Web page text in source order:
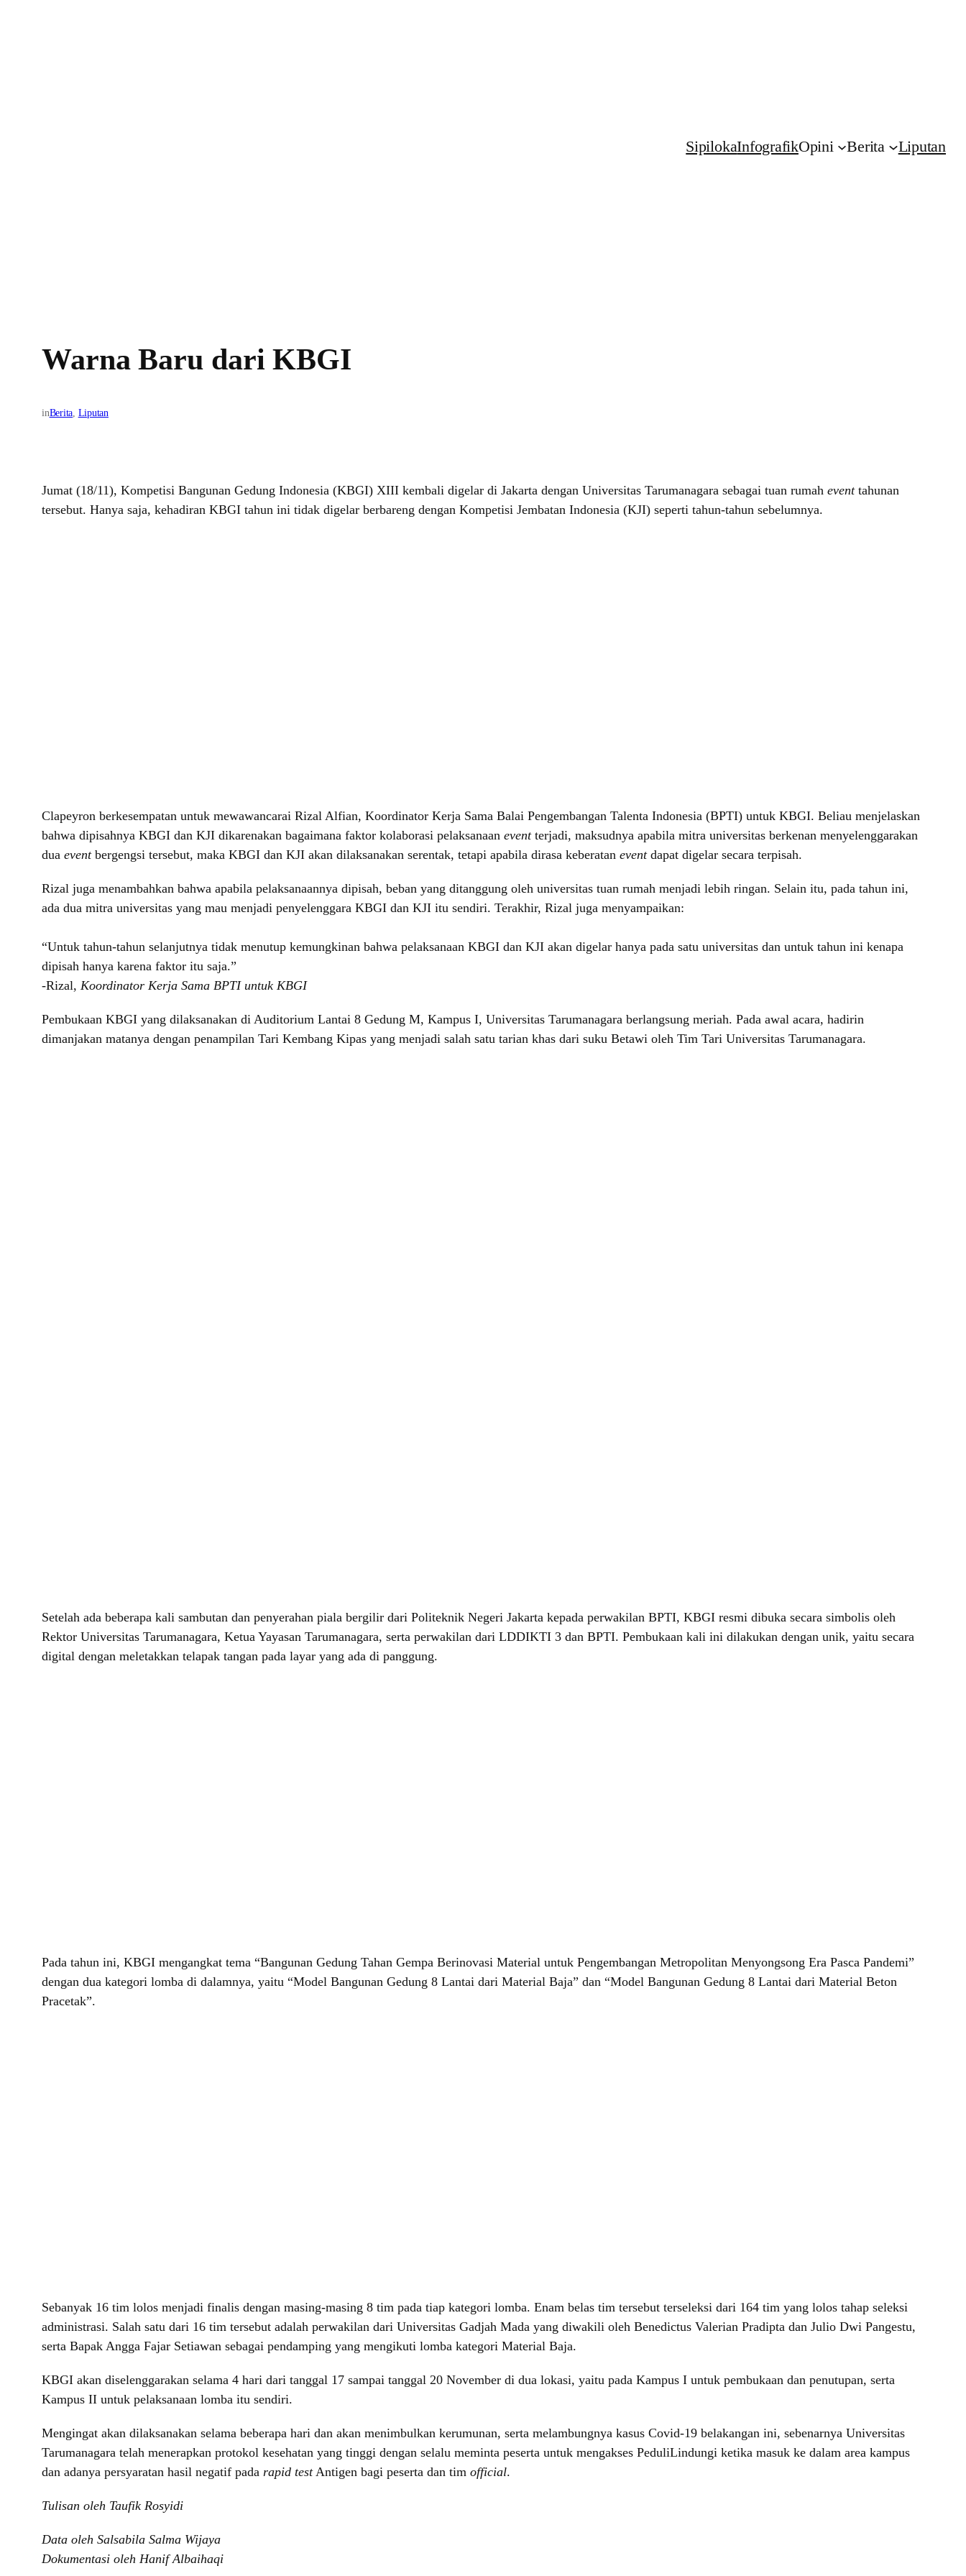
SipilokaInfografikOpini Berita Liputan
Warna Baru dari KBGI
inBerita, Liputan
Jumat (18/11), Kompetisi Bangunan Gedung Indonesia (KBGI) XIII kembali digelar di Jakarta dengan Universitas Tarumanagara sebagai tuan rumah event tahunan
tersebut. Hanya saja, kehadiran KBGI tahun ini tidak digelar berbareng dengan Kompetisi Jembatan Indonesia (KJI) seperti tahun-tahun sebelumnya.
Clapeyron berkesempatan untuk mewawancarai Rizal Alfian, Koordinator Kerja Sama Balai Pengembangan Talenta Indonesia (BPTI) untuk KBGI. Beliau menjelaskan
bahwa dipisahnya KBGI dan KJI dikarenakan bagaimana faktor kolaborasi pelaksanaan event terjadi, maksudnya apabila mitra universitas berkenan menyelenggarakan
dua event bergengsi tersebut, maka KBGI dan KJI akan dilaksanakan serentak, tetapi apabila dirasa keberatan event dapat digelar secara terpisah.
Rizal juga menambahkan bahwa apabila pelaksanaannya dipisah, beban yang ditanggung oleh universitas tuan rumah menjadi lebih ringan. Selain itu, pada tahun ini,
ada dua mitra universitas yang mau menjadi penyelenggara KBGI dan KJI itu sendiri. Terakhir, Rizal juga menyampaikan:
“Untuk tahun-tahun selanjutnya tidak menutup kemungkinan bahwa pelaksanaan KBGI dan KJI akan digelar hanya pada satu universitas dan untuk tahun ini kenapa
dipisah hanya karena faktor itu saja.”
-Rizal, Koordinator Kerja Sama BPTI untuk KBGI
Pembukaan KBGI yang dilaksanakan di Auditorium Lantai 8 Gedung M, Kampus I, Universitas Tarumanagara berlangsung meriah. Pada awal acara, hadirin
dimanjakan matanya dengan penampilan Tari Kembang Kipas yang menjadi salah satu tarian khas dari suku Betawi oleh Tim Tari Universitas Tarumanagara.
Setelah ada beberapa kali sambutan dan penyerahan piala bergilir dari Politeknik Negeri Jakarta kepada perwakilan BPTI, KBGI resmi dibuka secara simbolis oleh
Rektor Universitas Tarumanagara, Ketua Yayasan Tarumanagara, serta perwakilan dari LDDIKTI 3 dan BPTI. Pembukaan kali ini dilakukan dengan unik, yaitu secara
digital dengan meletakkan telapak tangan pada layar yang ada di panggung.
Pada tahun ini, KBGI mengangkat tema “Bangunan Gedung Tahan Gempa Berinovasi Material untuk Pengembangan Metropolitan Menyongsong Era Pasca Pandemi”
dengan dua kategori lomba di dalamnya, yaitu “Model Bangunan Gedung 8 Lantai dari Material Baja” dan “Model Bangunan Gedung 8 Lantai dari Material Beton
Pracetak”.
Sebanyak 16 tim lolos menjadi finalis dengan masing-masing 8 tim pada tiap kategori lomba. Enam belas tim tersebut terseleksi dari 164 tim yang lolos tahap seleksi
administrasi. Salah satu dari 16 tim tersebut adalah perwakilan dari Universitas Gadjah Mada yang diwakili oleh Benedictus Valerian Pradipta dan Julio Dwi Pangestu,
serta Bapak Angga Fajar Setiawan sebagai pendamping yang mengikuti lomba kategori Material Baja.
KBGI akan diselenggarakan selama 4 hari dari tanggal 17 sampai tanggal 20 November di dua lokasi, yaitu pada Kampus I untuk pembukaan dan penutupan, serta
Kampus II untuk pelaksanaan lomba itu sendiri.
Mengingat akan dilaksanakan selama beberapa hari dan akan menimbulkan kerumunan, serta melambungnya kasus Covid-19 belakangan ini, sebenarnya Universitas
Tarumanagara telah menerapkan protokol kesehatan yang tinggi dengan selalu meminta peserta untuk mengakses PeduliLindungi ketika masuk ke dalam area kampus
dan adanya persyaratan hasil negatif pada rapid testAntigen bagi peserta dan tim official.
Tulisan oleh Taufik Rosyidi
Data oleh Salsabila Salma Wijaya
Dokumentasi oleh Hanif Albaihaqi